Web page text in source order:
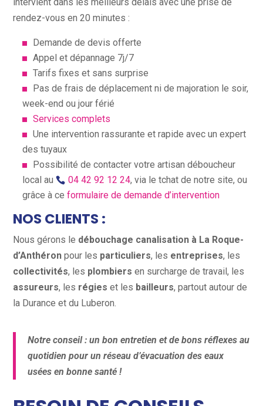
rendez-vous en 20 minutes :
Demande de devis offerte
Appel et dépannage 7j/7
Tarifs fixes et sans surprise
Pas de frais de déplacement ni de majoration le soir,
week-end ou jour férié
Services complets
Une intervention rassurante et rapide avec un expert
des tuyaux
Possibilité de contacter votre artisan déboucheur
local au
04 42 92 12 24, via le tchat de notre site, ou
grâce à ceformulaire de demande d’intervention
NOS CLIENTS :
Nous gérons le débouchage canalisation à La Roque-
d’Anthéron pour les particuliers, les entreprises, les
collectivités, les plombiers en surcharge de travail, les
assureurs, les régies et les bailleurs, partout autour de
la Durance et du Luberon.
Notre conseil : un bon entretien et de bons réflexes au
quotidien pour un réseau d’évacuation des eaux
usées en bonne santé !